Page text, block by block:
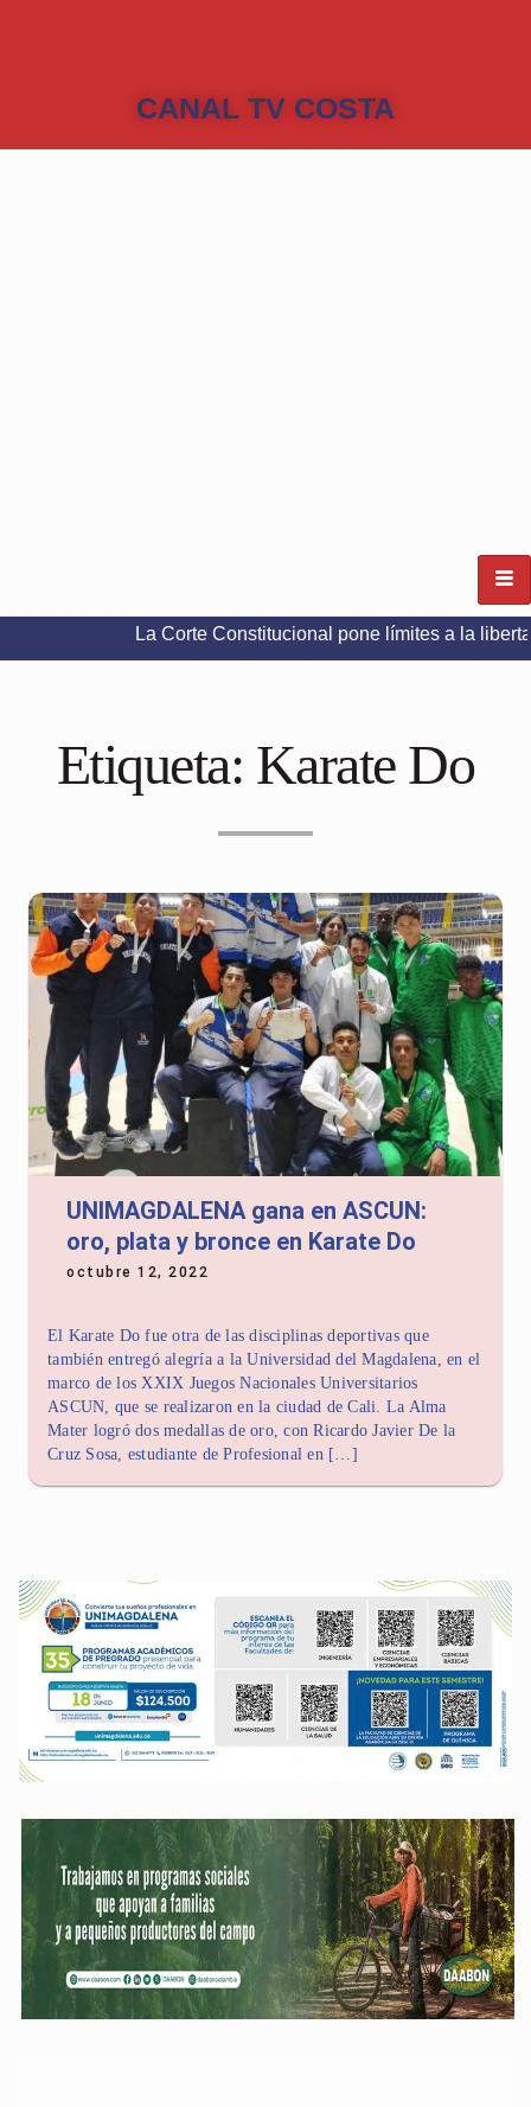
CANAL TV COSTA
La Corte Constitucional pone límites a la libertad de
Etiqueta: Karate Do
UNIMAGDALENA gana en ASCUN:
oro, plata y bronce en Karate Do
octubre 12, 2022
El Karate Do fue otra de las disciplinas deportivas que
también entregó alegría a la Universidad del Magdalena, en el
marco de los XXIX Juegos Nacionales Universitarios
ASCUN, que se realizaron en la ciudad de Cali. La Alma
Mater logró dos medallas de oro, con Ricardo Javier De la
Cruz Sosa, estudiante de Profesional en […]